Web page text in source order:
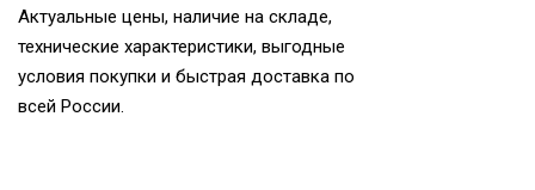
Актуальные цены, наличие на складе,
технические характеристики, выгодные
условия покупки и быстрая доставка по
всей России.